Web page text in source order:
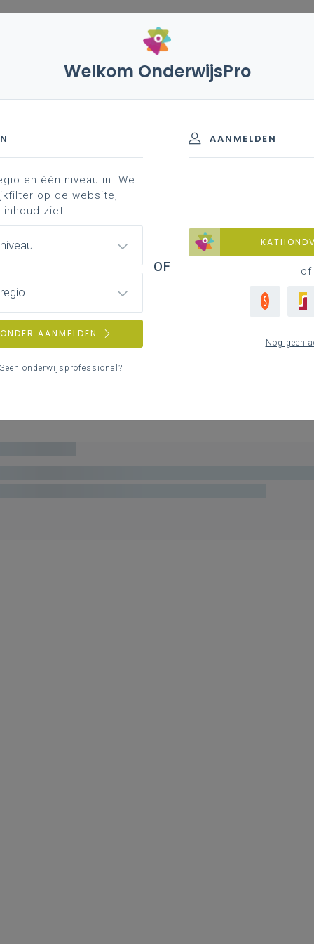
vakken en leerplannen 2de graad
inspirerend materiaal
- 2de graad - D/A-finaliteit
achtergrond
Welkom OnderwijsPro
AANMELDEN
of
Nog geen
en één niveau in. We
op de website,
ziet.
AANMELDEN
Geen onderwijsprofessional?